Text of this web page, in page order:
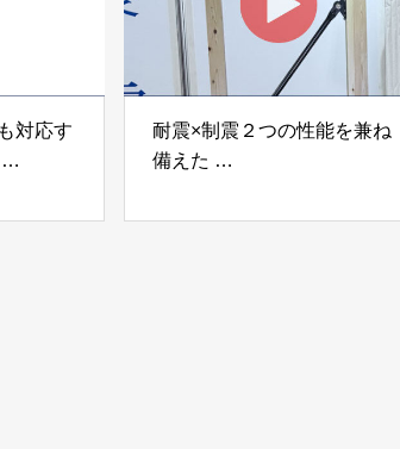
対応す
耐震×制震２つの性能を兼ね
備えた
工業株式会社